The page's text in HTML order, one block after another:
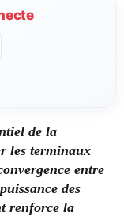
de la
les terminaux
entre
des
renforce la